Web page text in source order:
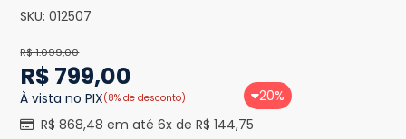
SKU: 012507
R$ 1.099,00
R$ 799,00
À vista no PIX(8% de desconto)
R$ 868,48 em até 6x de R$ 144,75
20%